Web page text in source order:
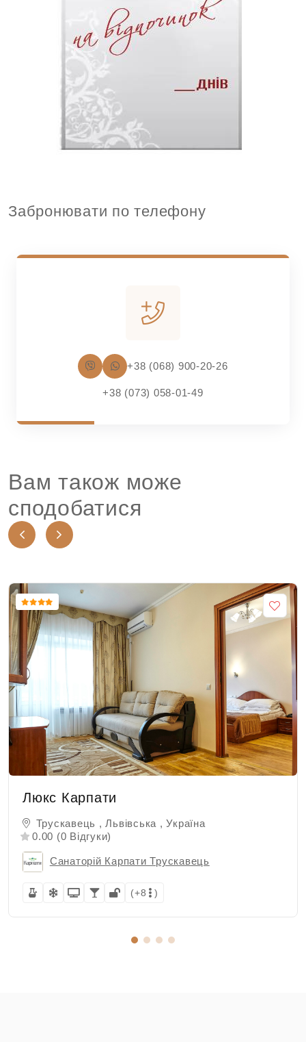
Забронювати по телефону
+38 (068) 900-20-26
+38 (073) 058-01-49
Вам також може
сподобатися
Люкс Карпати
Трускавець , Львівська , Україна
0.00 (0 Відгуки)
Санаторій Карпати Трускавець
(+8 )